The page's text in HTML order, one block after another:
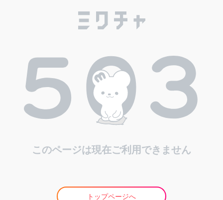
このページは現在ご利用できません